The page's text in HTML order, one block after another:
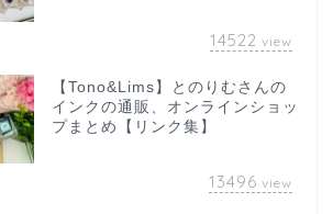
14522 view
【Tono&Lims】とのりむさんの
インクの通販、オンラインショッ
プまとめ【リンク集】
13496 view